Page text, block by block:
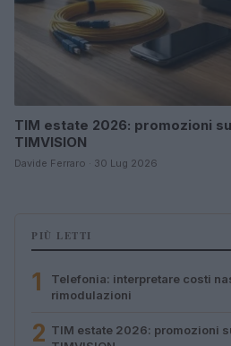
TIM estate 2026: promozioni
TIMVISION
Davide Ferraro · 30 Lug 2026
PIÙ LETTI
1
Telefonia: interpretare costi
rimodulazioni
2 TIM estate 2026: promozioni